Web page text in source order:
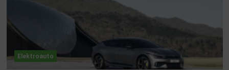
Elektroauto